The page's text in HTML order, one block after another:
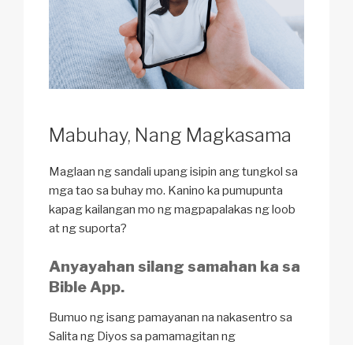
Mabuhay, Nang Magkasama
Maglaan ng sandali upang isipin ang tungkol sa
mga tao sa buhay mo. Kanino ka pumupunta
kapag kailangan mo ng magpapalakas ng loob
at ng suporta?
Anyayahan silang samahan ka sa
Bible App.
Bumuo ng isang pamayanan na nakasentro sa
Salita ng Diyos sa pamamagitan ng